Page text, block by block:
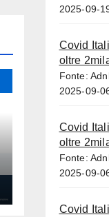
2025-09-
Covid
oltre
Fonte:
2025-09-
Covid
oltre
Fonte:
2025-09-
Covid